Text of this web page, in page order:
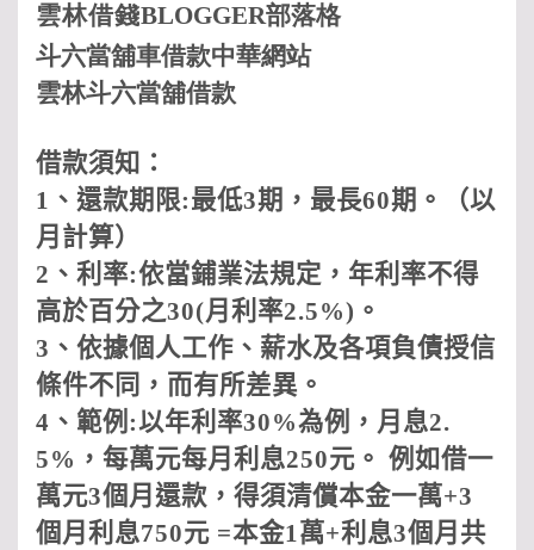
雲林借錢BLOGGER部落格
斗六當舖車借款中華網站
雲林斗六當舖借款
借款須知：
1 、還款期限:最低3期，最長60期。（以
月計算）
2 、利率:依當鋪業法規定，年利率不得
高於百分之30(月利率2.5%) 。
3 、依據個人工作、薪水及各項負債授信
條件不同，而有所差異。
4 、範例 :以年利率30%為例，月息2.
5% ，每萬元每月利息250元。 例如借一
萬元3個月還款，得須清償本金一萬+3
個月利息750元 =本金1萬+利息3個月共